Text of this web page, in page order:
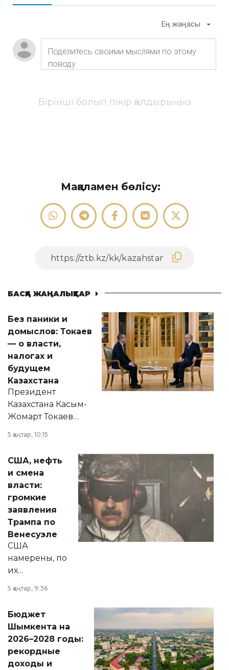
Ең жаңасы
Бірінші болып пікір қалдырыңыз
Мақаламен бөлісу:
БАСҚА ЖАҢАЛЫҚТАР
Без паники и
домыслов: Токаев
— о власти,
налогах и
будущем
Казахстана
Президент
Казахстана Касым-
Жомарт Токаев
сразу несколько
актуальных тем —
от слухов о
политических
реформах до
вопросов армии,
экономики и
личного здоровья.
5 қаңтар, 10:15
США, нефть
и смена
власти:
громкие
заявления
Трампа по
Венесуэле
США
намерены, по
их
принести
народу
Венесуэлы.
5 қаңтар, 9:36
Бюджет
Шымкента на
2026–2028 годы:
рекордные
доходы и